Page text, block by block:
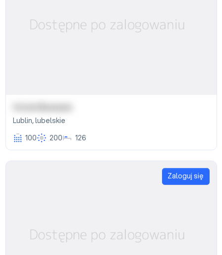
Hotel Biesiada
Lublin,lubelskie
100
200 126
Zaloguj się